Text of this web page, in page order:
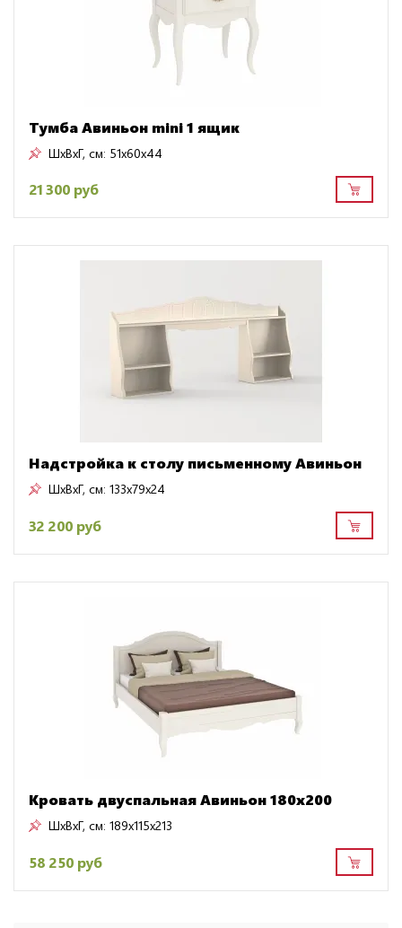
Тумба Авиньон mini 1 ящик
ШxВxГ, см: 51x60x44
21 300 руб
Надстройка к столу письменному Авиньон
ШxВxГ, см: 133x79x24
32 200 руб
Кровать двуспальная Авиньон 180х200
ШxВxГ, см: 189x115x213
58 250 руб